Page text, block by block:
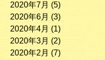
2020年7月 (5)
2020年6月 (3)
2020年4月 (1)
2020年3月 (2)
2020年2月 (7)